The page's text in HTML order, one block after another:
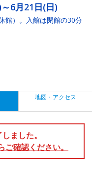
6月21日(日)
館）。入館は閉館の30分
地図・アクセス
ました。
確認ください。